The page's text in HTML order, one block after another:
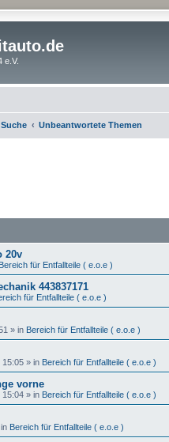
e.V.
Suche Unbeantwortete Themen
20v
Bereich für Entfallteile ( e.o.e )
443837171
für Entfallteile ( e.o.e )
» in Bereich für Entfallteile ( e.o.e )
15:05 » in Bereich für Entfallteile ( e.o.e )
vorne
15:04 » in Bereich für Entfallteile ( e.o.e )
Bereich für Entfallteile ( e.o.e )